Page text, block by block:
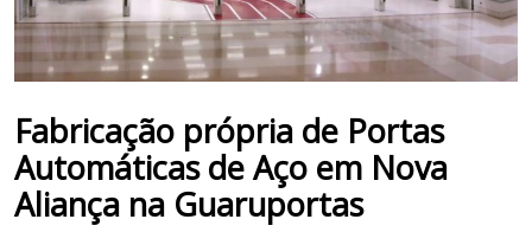
Fabricação própria de Portas
Automáticas de Aço em Nova
Aliança na Guaruportas